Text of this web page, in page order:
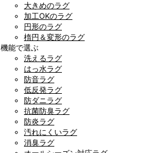
大きめのラグ
加工OKのラグ
円形のラグ
楕円＆変形のラグ
機能で選ぶ
洗えるラグ
はっ水ラグ
防音ラグ
低反発ラグ
防ダニラグ
抗菌防臭ラグ
防炎ラグ
汚れにくいラグ
消臭ラグ